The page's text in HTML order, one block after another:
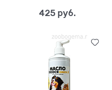
425 руб.